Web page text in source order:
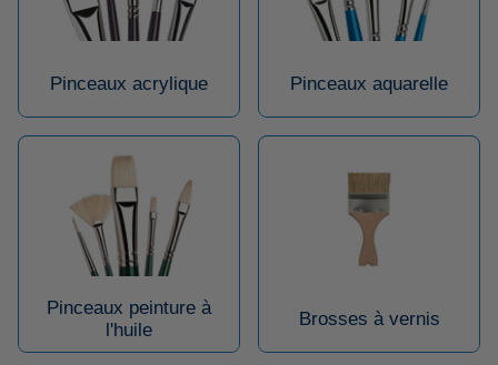
Pinceaux acrylique Pinceaux aquarelle
Pinceaux peinture à
l'huile
Brosses à vernis